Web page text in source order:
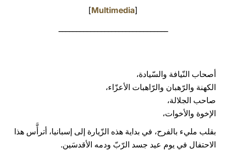
[
Multimedia
]
أصحاب النّيافة والسّيادة،
الكهنة والرّهبان والرّاهبات الأعزّاء،
صاحب الجلالة،
الإخوة والأخوات،
بقلب مليء بالفرح، في بداية هذه الزّيارة إلى إسبانيا، أترأَّس هذا
الاحتفال في يوم عيد جسد الرّبّ ودمه الأقدسَين.